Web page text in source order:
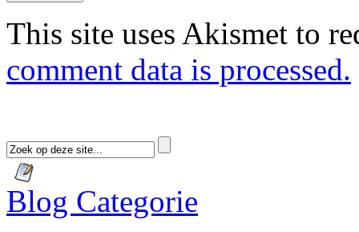
This site uses Akismet to
comment data is processed.
Blog Categorie